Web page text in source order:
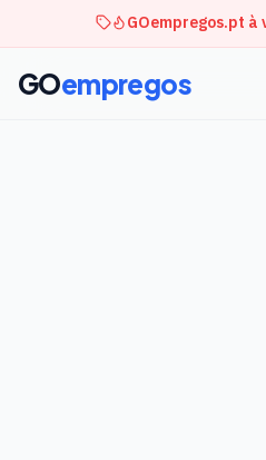
GOempregos.pt
GOempregos